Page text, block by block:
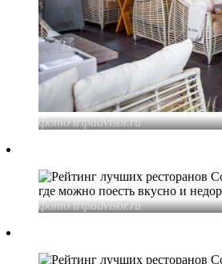
фото tripadvisor.ru
фото tripadvisor.ru